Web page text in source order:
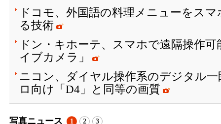
ドコモ、外国語の料理メニューをス
る技術
ドン・キホーテ、スマホで遠隔操作
イブカメラ」
ニコン、ダイヤル操作系のデジタル
ロ向け「D4」と同等の画質
写真ニュース 1 2 3